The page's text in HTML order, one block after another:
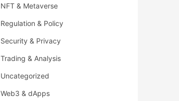
NFT & Metaverse
Regulation & Policy
Security & Privacy
Trading & Analysis
Uncategorized
Web3 & dApps